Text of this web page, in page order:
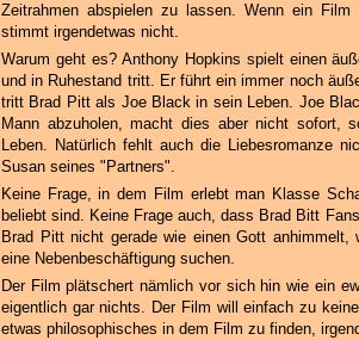
Zeitrahmen abspielen zu lassen. Wenn ein
stimmt irgendetwas nicht.
Warum geht es? Anthony Hopkins spielt einen
und in Ruhestand tritt. Er führt ein immer noch
tritt Brad Pitt als Joe Black in sein Leben. Joe
Mann abzuholen, macht dies aber nicht sofort,
Leben. Natürlich fehlt auch die Liebesromanze
Susan seines "Partners".
Keine Frage, in dem Film erlebt man Klasse
beliebt sind. Keine Frage auch, dass Brad Bitt
Brad Pitt nicht gerade wie einen Gott
eine Nebenbeschäftigung suchen.
Der Film plätschert nämlich vor sich hin wie ein
eigentlich gar nichts. Der Film will einfach zu
etwas philosophisches in dem Film zu finden,